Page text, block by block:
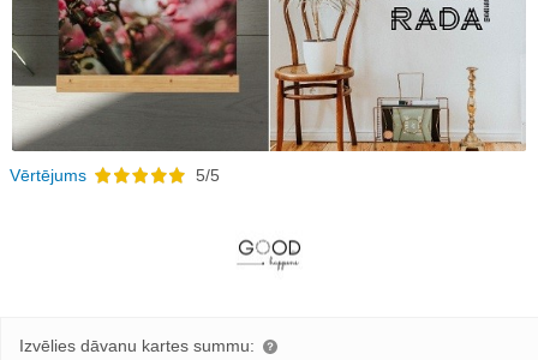
Vērtējums 5/5
Izvēlies dāvanu kartes summu: